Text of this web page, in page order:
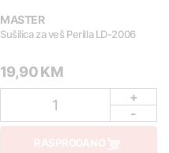
MASTER
Sušilica za veš Perilla LD-2006
19,90 KM
1
+
-
RASPRODANO